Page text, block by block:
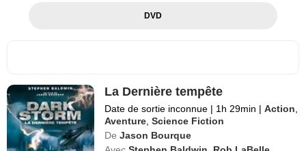
DVD
La Dernière tempête
Date de sortie inconnue | 1h 29min | Action
Aventure ,Science Fiction
De Jason Bourque